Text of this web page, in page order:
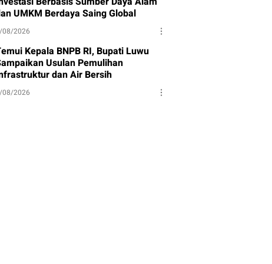
UMKM Berdaya Saing Global
08/2026
Kepala BNPB RI, Bupati Luwu
Usulan Pemulihan
dan Air Bersih
08/2026